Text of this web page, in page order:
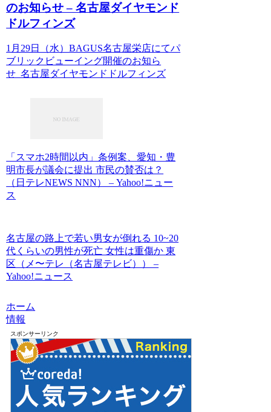
のお知らせ – 名古屋ダイヤモンド
ドルフィンズ
1月29日（水）BAGUS名古屋栄店にてパ
ブリックビューイング開催のお知ら
せ 名古屋ダイヤモンドドルフィンズ
「スマホ2時間以内」条例案、愛知・豊
明市長が議会に提出 市民の賛否は？
（日テレNEWS NNN） – Yahoo!ニュー
ス
名古屋の路上で若い男女が倒れる 10~20
代くらいの男性が死亡 女性は重傷か 東
区（メ〜テレ（名古屋テレビ）） –
Yahoo!ニュース
ホーム
情報
スポンサーリンク